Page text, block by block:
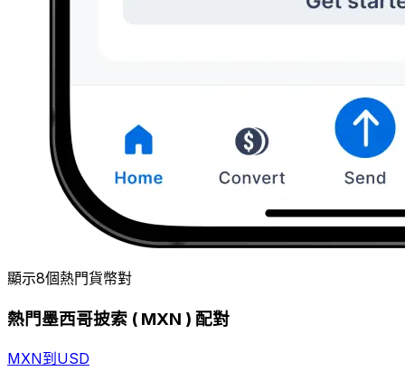
顯示8個熱門貨幣對
熱門墨西哥披索 ( MXN ) 配對
MXN到USD